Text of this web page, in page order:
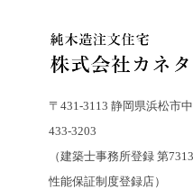
〒431-3113 静岡県浜松市
433-3203
（建築士事務所登録 第
性能保証制度登録店）